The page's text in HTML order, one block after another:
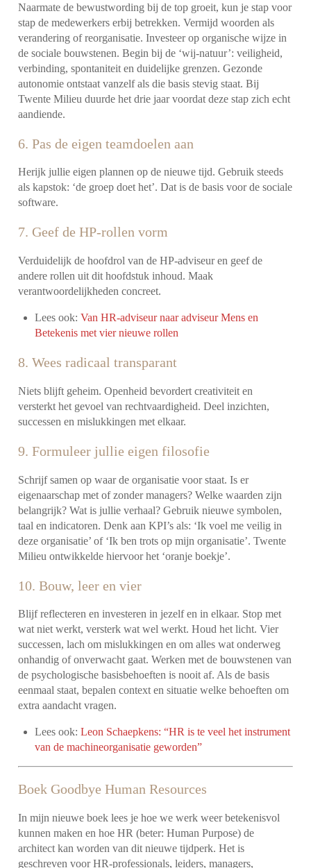
Naarmate de bewustwording bij de top groeit, kun je stap voor
stap de medewerkers erbij betrekken. Vermijd woorden als
verandering of reorganisatie. Investeer op organische wijze in
de sociale bouwstenen. Begin bij de ‘wij-natuur’: veiligheid,
verbinding, spontaniteit en duidelijke grenzen. Gezonde
autonomie ontstaat vanzelf als die basis stevig staat. Bij
Twente Milieu duurde het drie jaar voordat deze stap zich echt
aandiende.
6. Pas de eigen teamdoelen aan
Herijk jullie eigen plannen op de nieuwe tijd. Gebruik steeds
als kapstok: ‘de groep doet het’. Dat is de basis voor de sociale
software.
7. Geef de HP-rollen vorm
Verduidelijk de hoofdrol van de HP-adviseur en geef de
andere rollen uit dit hoofdstuk inhoud. Maak
verantwoordelijkheden concreet.
Lees ook:Van HR-adviseur naar adviseur Mens en
Betekenis met vier nieuwe rollen
8. Wees radicaal transparant
Niets blijft geheim. Openheid bevordert creativiteit en
versterkt het gevoel van rechtvaardigheid. Deel inzichten,
successen en mislukkingen met elkaar.
9. Formuleer jullie eigen filosofie
Schrijf samen op waar de organisatie voor staat. Is er
eigenaarschap met of zonder managers? Welke waarden zijn
belangrijk? Wat is jullie verhaal? Gebruik nieuwe symbolen,
taal en indicatoren. Denk aan KPI’s als: ‘Ik voel me veilig in
deze organisatie’ of ‘Ik ben trots op mijn organisatie’. Twente
Milieu ontwikkelde hiervoor het ‘oranje boekje’.
10. Bouw, leer en vier
Blijf reflecteren en investeren in jezelf en in elkaar. Stop met
wat niet werkt, versterk wat wel werkt. Houd het licht. Vier
successen, lach om mislukkingen en om alles wat onderweg
onhandig of onverwacht gaat. Werken met de bouwstenen van
de psychologische basisbehoeften is nooit af. Als de basis
eenmaal staat, bepalen context en situatie welke behoeften om
extra aandacht vragen.
Lees ook:Leon Schaepkens: “HR is te veel het instrument
van de machineorganisatie geworden”
Boek Goodbye Human Resources
In mijn nieuwe boek lees je hoe we werk weer betekenisvol
kunnen maken en hoe HR (beter: Human Purpose) de
architect kan worden van dit nieuwe tijdperk. Het is
geschreven voor HR-professionals, leiders, managers,